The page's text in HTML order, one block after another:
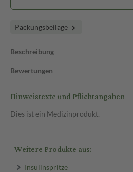
Packungsbeilage
Beschreibung
Bewertungen
Hinweistexte und Pflichtangaben
Dies ist ein Medizinprodukt.
Weitere Produkte aus:
Insulinspritze